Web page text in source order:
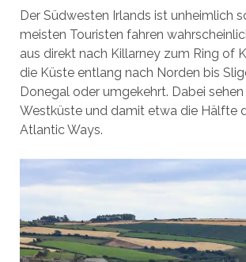
Der Südwesten Irlands ist unheimlich
meisten Touristen fahren
aus direkt nach Killarney zum Ring of
die Küste entlang nach Norden bis
Donegal oder umgekehrt. Dabei sehen
Westküste und damit etwa die Hälfte
Atlantic Ways.